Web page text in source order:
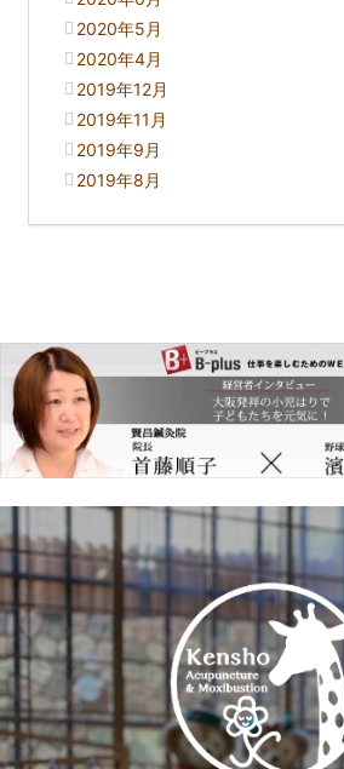
2020年5月
2020年4月
2019年12月
2019年11月
2019年9月
2019年8月